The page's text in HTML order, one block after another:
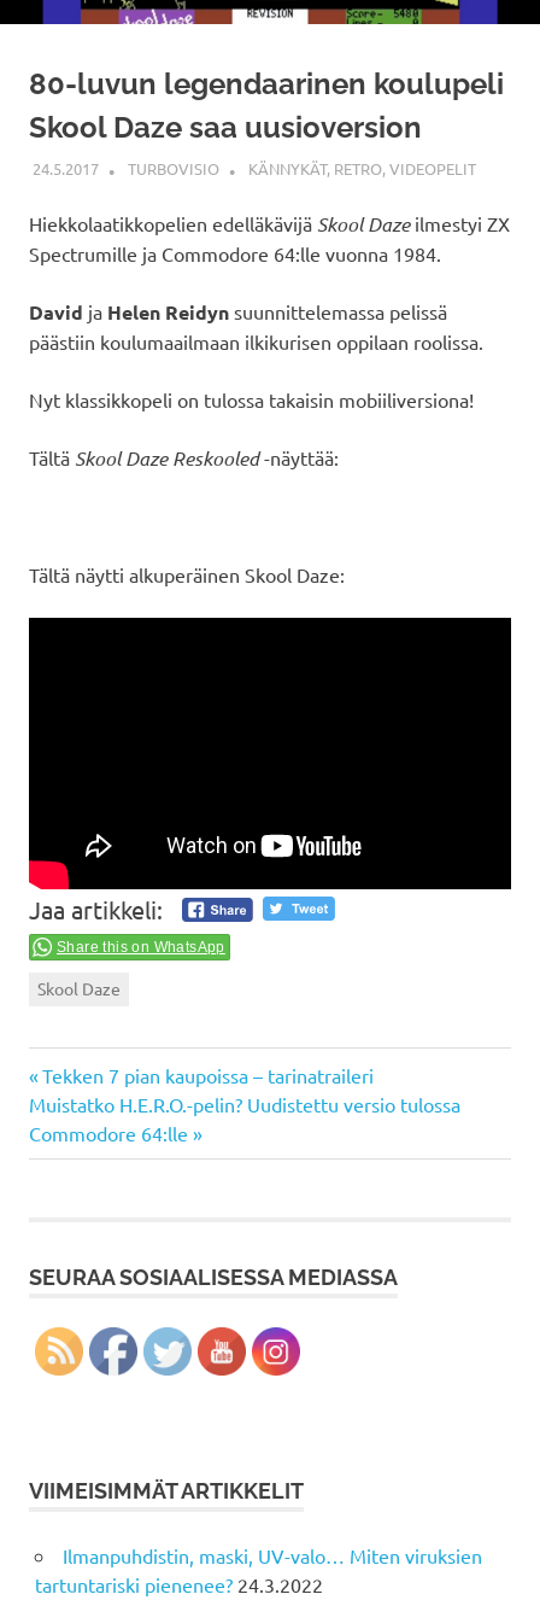
80-luvun legendaarinen koulupeli
Skool Daze saa uusioversion
24.5.2017 TURBOVISIO KÄNNYKÄT, RETRO,VIDEOPELIT
Hiekkolaatikkopelien edelläkävijä Skool Dazeilmestyi ZX
Spectrumille ja Commodore 64:lle vuonna 1984.
David ja Helen Reidyn suunnittelemassa pelissä
päästiin koulumaailmaan ilkikurisen oppilaan roolissa.
Nyt klassikkopeli on tulossa takaisin mobiiliversiona!
Tältä Skool Daze Reskooled-näyttää:
Tältä näytti alkuperäinen Skool Daze:
Jaa artikkeli:
Share this on WhatsApp
Skool Daze
Artikkelien
selaus
Previous
Post:
Tekken 7 pian kaupoissa – tarinatraileri
Next
Post:
Muistatko H.E.R.O.-pelin? Uudistettu versio tulossa
Commodore 64:lle
SEURAA SOSIAALISESSA MEDIASSA
VIIMEISIMMÄT ARTIKKELIT
Ilmanpuhdistin, maski, UV-valo… Miten viruksien
tartuntariski pienenee? 24.3.2022